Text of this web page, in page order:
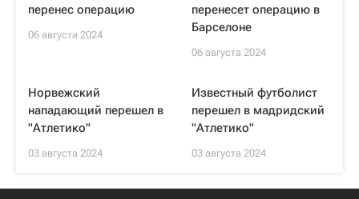
перенес операцию
06 августа 2024
перенесет операцию в
Барселоне
06 августа 2024
Норвежский
нападающий перешел в
"Атлетико"
03 августа 2024
Известный футболист
перешел в мадридский
"Атлетико"
03 августа 2024